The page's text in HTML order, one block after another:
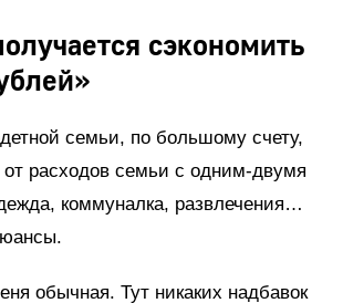
сэкономить
семьи, по большому счету,
расходов семьи с одним-двумя
коммуналка, развлечения…
обычная. Тут никаких надбавок